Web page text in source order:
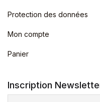
Protection des données
Mon compte
Panier
Inscription